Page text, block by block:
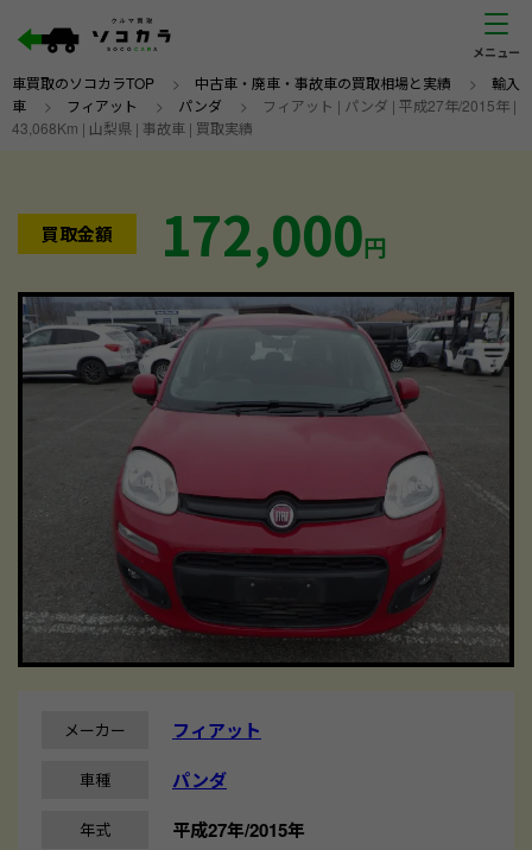
車買取のソコカラTOP > 中古車・廃車・事故車の買取相場と実績 > 輸入
車 > フィアット > パンダ >
フィアット | パンダ | 平成27年/2015年 |
43,068Km | 山梨県 | 事故車 | 買取実績
買取金額 172,000円
メーカー フィアット
車種 パンダ
年式 平成27年/2015年